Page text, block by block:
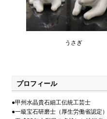
うさぎ
プロフィール
●甲州水晶貴石細工伝統工芸士
●一級宝石研磨士（厚生労働省認定）